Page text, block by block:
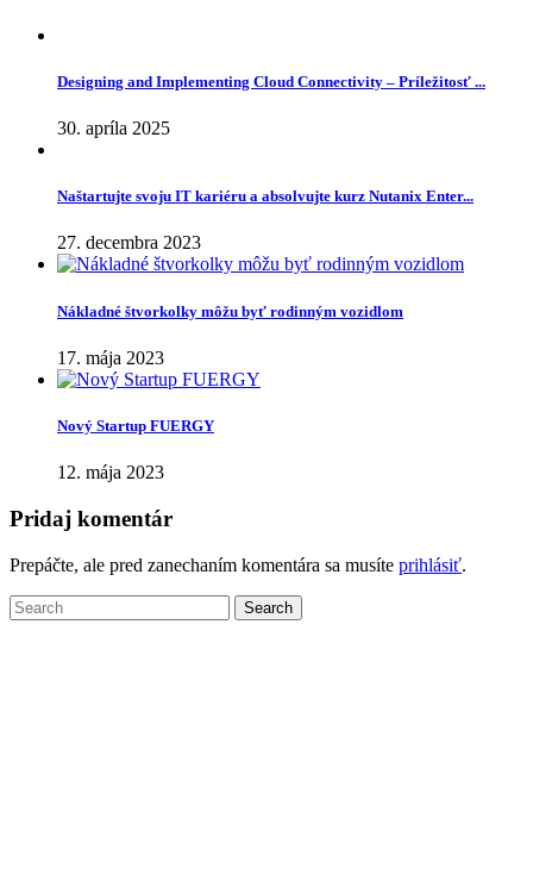
Designing and Implementing Cloud Connectivity – Príležitosť ...
30. apríla 2025
Naštartujte svoju IT kariéru a absolvujte kurz Nutanix Enter...
27. decembra 2023
Nákladné štvorkolky môžu byť rodinným vozidlom
17. mája 2023
Nový Startup FUERGY
12. mája 2023
Pridaj komentár
Prepáčte, ale pred zanechaním komentára sa musíte prihlásiť.